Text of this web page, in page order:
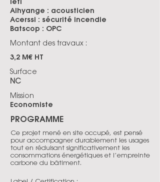
Alhyange : acousticien
Acerssi : sécurité incendie
Batscop : OPC
Montant des travaux :
3,2 M€ HT
Surface
NC
Mission
Economiste
PROGRAMME
Ce projet mené en site occupé, est pensé
pour accompagner durablement les usages
tout en réduisant significativement les
consommations énergétiques et l’empreinte
carbone du bâtiment.